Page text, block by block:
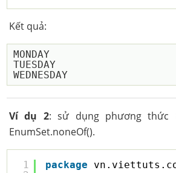
Kết quả:
MONDAY
TUESDAY
Ví dụ 2: sử dụng phương thức
EnumSet.noneOf().
1
package